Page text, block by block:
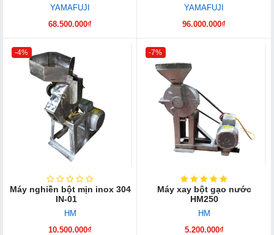
YAMAFUJI
68.500.000₫
YAMAFUJI
96.000.000₫
-4%
Máy nghiền bột mịn inox 304
IN-01
HM
10.500.000₫
-7%
Máy xay bột gạo nước
HM250
HM
5.200.000₫